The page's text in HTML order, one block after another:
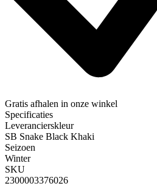
Gratis afhalen in onze winkel
Specificaties
Leverancierskleur
SB Snake Black Khaki
Seizoen
Winter
SKU
2300003376026